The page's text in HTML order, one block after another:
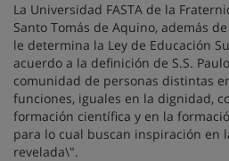
La Universidad FASTA de la
Santo Tomás de Aquino, además
le determina la Ley de Educación
acuerdo a la definición de S.S.
comunidad de personas distintas
funciones, iguales en la dignidad,
formación científica y en la
para lo cual buscan inspiración en
revelada\".